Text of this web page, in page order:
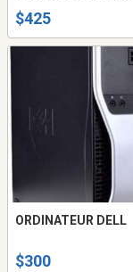
$425
ORDINATEUR DELL
$300